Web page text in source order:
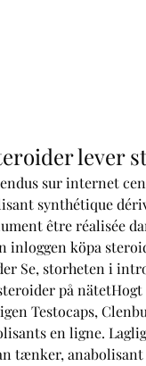
lever
synthétique
être réalisée
inloggen köpa
Se, storheten i
på
Testocaps,
en ligne.
tænker, anabolisant